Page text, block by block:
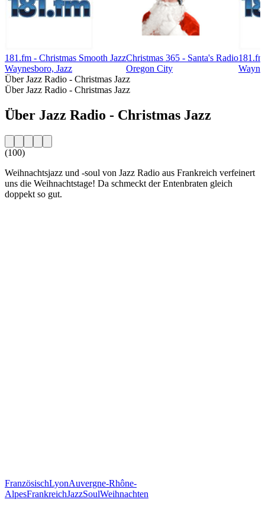
181.fm - Christmas Smooth Jazz
Waynesboro, Jazz
Christmas 365 - Santa's Radio
Oregon City
Über Jazz Radio - Christmas Jazz
Über Jazz Radio - Christmas Jazz
Über Jazz Radio - Christmas Jazz
(100)
Weihnachtsjazz und -soul von Jazz Radio aus Frankreich verfeinert
uns die Weihnachtstage! Da schmeckt der Entenbraten gleich
doppekt so gut.
FranzösischLyonAuvergne-Rhône-
AlpesFrankreichJazzSoulWeihnachten